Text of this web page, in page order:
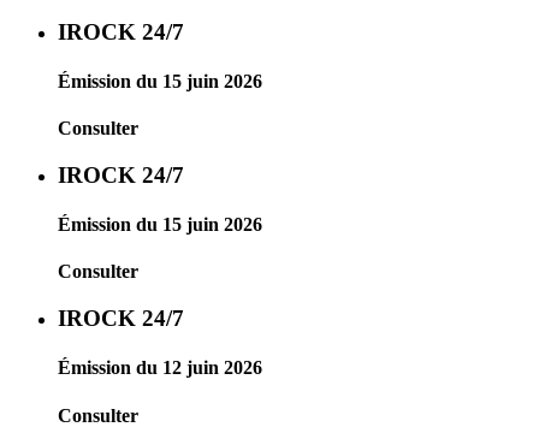
IROCK 24/7
Émission du 15 juin 2026
Consulter
IROCK 24/7
Émission du 15 juin 2026
Consulter
IROCK 24/7
Émission du 12 juin 2026
Consulter